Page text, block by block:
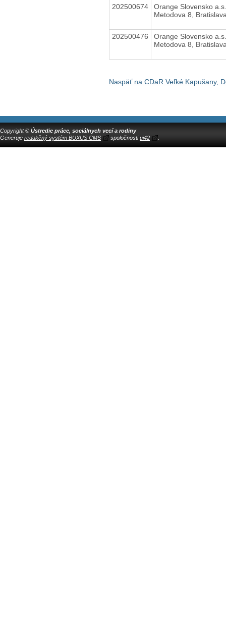
202500674
Orange Slovensko a.s.
Metodova 8,
202500476
Orange Slovensko a.s.
Metodova 8,
Naspäť na CDaR Veľké Kapušany,
Copyright © Ústredie práce, sociálnych vecí a rodiny
Generuje redakčný systém BUXUS CMS spoločnostiui42